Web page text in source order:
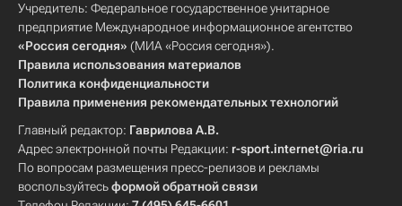
Учредитель: Федеральное государственное унитарное
предприятие Международное информационное агентство
«Россия сегодня» (МИА «Россия сегодня»).
Правила использования материалов
Политика конфиденциальности
Правила применения рекомендательных технологий
Главный редактор: Гаврилова А.В.
Адрес электронной почты Редакции: r-sport.internet@ria.ru
По вопросам размещения пресс-релизов и рекламы
воспользуйтесьформой обратной связи